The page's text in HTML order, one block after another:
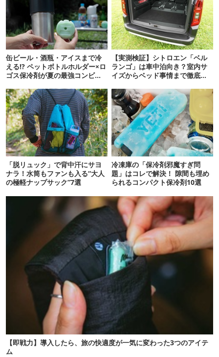
缶ビール・酒瓶・アイスまで冷
える!? ペットボトルホルダー×ロ
ゴス保冷剤が夏の最強コンビだ
【実測検証】シトロエン「ベル
ランゴ」は車中泊向き？室内サ
イズからベッド事情まで徹底レ
「脱リュック」で背中汗にサヨ
ナラ！水筒もファンも入る“大人
の極軽ナップサック”7選
冷凍庫の「保冷剤邪魔すぎ問
題」はコレで解決！ 隙間も埋め
られるコンパクト保冷剤10選
【即戦力】導入したら、旅の快適度が一気に変わった3つのアイテ
ム